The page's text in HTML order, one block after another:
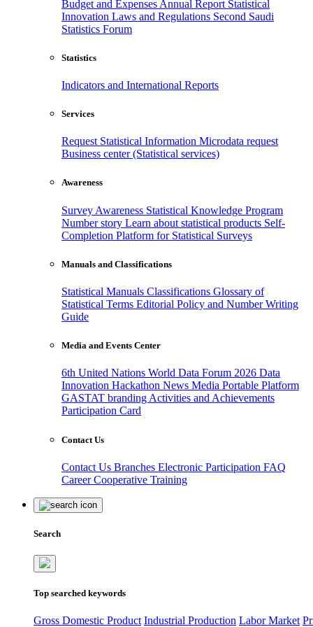
Budget and Expenses Annual Report Statistical
Innovation Laws and Regulations Second Saudi
Statistics Forum
Statistics
Indicators and International Reports
Services
Request Statistical Information Microdata request
Business center (Statistical services)
Awareness
Survey Awareness Statistical Knowledge Program
Number story Learn about statistical products Self-
Completion Platform for Statistical Surveys
Manuals and Classifications
Statistical Manuals Classifications Glossary of
Statistical Terms Editorial Policy and Number Writing
Guide
Media and Events Center
6th United Nations World Data Forum 2026 Data
Innovation Hackathon News Media Portable Platform
GASTAT branding Activities and Achievements
Participation Card
Contact Us
Contact Us Branches Electronic Participation FAQ
CareerCooperative Training
Search
Top searched keywords
Gross Domestic Product Industrial Production Labor Market